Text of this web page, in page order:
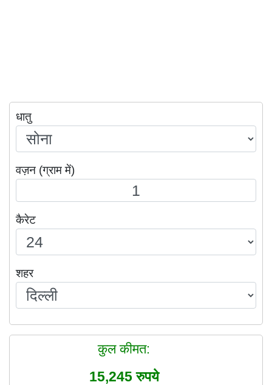
धातु
वज़न (ग्राम में)
कैरेट
शहर
कुल कीमत:
15,245रुपये